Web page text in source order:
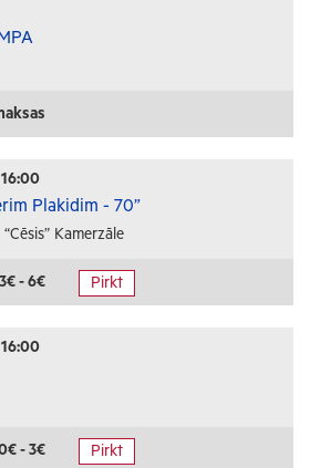
16:00
Plakidim - 70”
Kamerzāle
3€ - 6€ Pirkt
16:00
- 3€ Pirkt